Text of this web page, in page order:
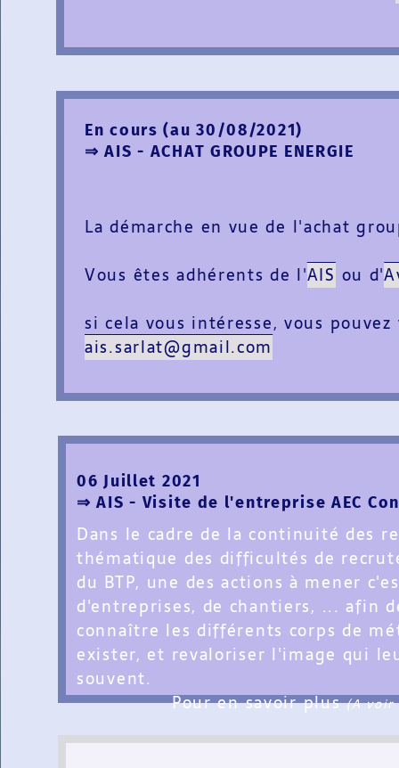
En cours (au 30/08/2021)
⇒ AIS - ACHAT GROUPE ENERGIE
La démarche en vue de l'achat
Vous êtes adhérents de l'AIS ou d'
si cela vous intéresse, vous
ais.sarlat@gmail.com
06 Juillet 2021
⇒ AIS - Visite de l'entreprise AEC
Dans le cadre de la continuité des
thématique des difficultés de
du BTP, une des actions à mener
d'entreprises, de chantiers, ... afin
connaître les différents corps de
exister, et revaloriser l'image qui
souvent.
Pour en savoir plus(A voir